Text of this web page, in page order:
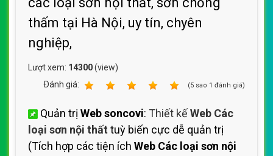
thấm tại Hà Nội, uy tín, chyên
nghiệp,
Lượt xem: 14300(view)
Ðánh giá:
(5 sao 1 đánh giá)
Quản trị Web soncovi: Thiết kếWeb Các
loại sơn nội thất tuỳ biến cực dễ quản trị
(Tích hợp các tiện ích Web Các loại sơn nội